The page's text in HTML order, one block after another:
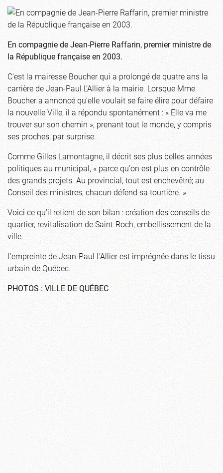
En compagnie de Jean-Pierre Raffarin, premier ministre de
la République française en 2003.
C'est la mairesse Boucher qui a prolongé de quatre ans la
carrière de Jean-Paul L’Allier à la mairie. Lorsque Mme
Boucher a annoncé qu'elle voulait se faire élire pour défaire
la nouvelle Ville, il a répondu spontanément : « Elle va me
trouver sur son chemin », prenant tout le monde, y compris
ses proches, par surprise.
Comme Gilles Lamontagne, il décrit ses plus belles années
politiques au municipal, « parce qu'on est plus en contrôle
des grands projets. Au provincial, tout est enchevêtré; au
Conseil des ministres, chacun défend sa tourtière. »
Voici ce qu'il retient de son bilan : création des conseils de
quartier, revitalisation de Saint-Roch, embellissement de la
ville.
L'empreinte de Jean-Paul L'Allier est imprégnée dans le tissu
urbain de Québec.
PHOTOS : VILLE DE QUÉBEC